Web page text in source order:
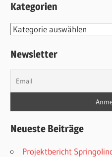
Kategorien
Kategorien
Newsletter
Neueste Beiträge
Projektbericht